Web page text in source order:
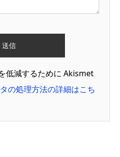
低減するために Akismet
の処理方法の詳細はこち